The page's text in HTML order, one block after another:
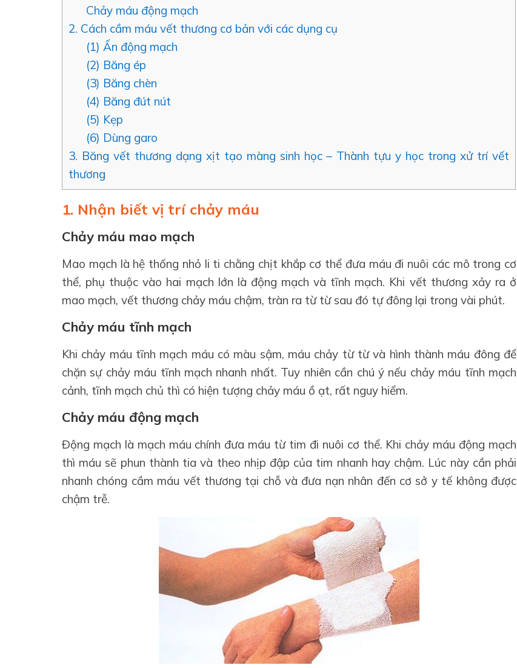
Chảy máu động mạch
2. Cách cầm máu vết thương cơ bản với các dụng cụ
(1) Ấn động mạch
(2) Băng ép
(3) Băng chèn
(4) Băng đút nút
(5) Kẹp
(6) Dùng garo
3. Băng vết thương dạng xịt tạo màng sinh học – Thành tựu y học trong xử trí vết
thương
1. Nhận biết vị trí chảy máu
Chảy máu mao mạch
Mao mạch là hệ thống nhỏ li ti chằng chịt khắp cơ thể đưa máu đi nuôi các mô trong cơ
thể, phụ thuộc vào hai mạch lớn là động mạch và tĩnh mạch. Khi vết thương xảy ra ở
mao mạch, vết thương chảy máu chậm, tràn ra từ từ sau đó tự đông lại trong vài phút.
Chảy máu tĩnh mạch
Khi chảy máu tĩnh mạch máu có màu sậm, máu chảy từ từ và hình thành máu đông để
chặn sự chảy máu tĩnh mạch nhanh nhất. Tuy nhiên cần chú ý nếu chảy máu tĩnh mạch
cảnh, tĩnh mạch chủ thì có hiện tượng chảy máu ồ ạt, rất nguy hiểm.
Chảy máu động mạch
Động mạch là mạch máu chính đưa máu từ tim đi nuôi cơ thể. Khi chảy máu động mạch
thì máu sẽ phun thành tia và theo nhịp đập của tim nhanh hay chậm. Lúc này cần phải
nhanh chóng cầm máu vết thương tại chỗ và đưa nạn nhân đến cơ sở y tế không được
chậm trễ.